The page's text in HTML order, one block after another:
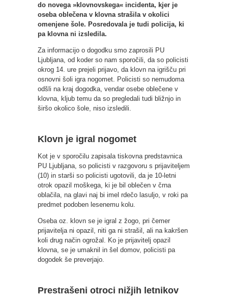
do novega »klovnovskega« incidenta, kjer je
oseba oblečena v klovna strašila v okolici
omenjene šole. Posredovala je tudi policija, ki
pa klovna ni izsledila.
Za informacijo o dogodku smo zaprosili PU
Ljubljana, od koder so nam sporočili, da so policisti
okrog 14. ure prejeli prijavo, da klovn na igrišču pri
osnovni šoli igra nogomet. Policisti so nemudoma
odšli na kraj dogodka, vendar osebe oblečene v
klovna, kljub temu da so pregledali tudi bližnjo in
širšo okolico šole, niso izsledili.
Klovn je igral nogomet
Kot je v sporočilu zapisala tiskovna predstavnica
PU Ljubljana, so policisti v razgovoru s prijaviteljem
(10) in starši so policisti ugotovili, da je 10-letni
otrok opazil moškega, ki je bil oblečen v črna
oblačila, na glavi naj bi imel rdečo lasuljo, v roki pa
predmet podoben lesenemu kolu.
Oseba oz. klovn se je igral z žogo, pri čemer
prijavitelja ni opazil, niti ga ni strašil, ali na kakršen
koli drug način ogrožal. Ko je prijavitelj opazil
klovna, se je umaknil in šel domov, policisti pa
dogodek še preverjajo.
Prestrašeni otroci nižjih letnikov